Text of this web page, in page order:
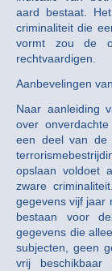
aard bestaat.
criminaliteit die
vormt zou de
rechtvaardigen.
Aanbevelingen
Naar aanleiding
over
een deel van de
opslaan voldoet
zware
gegevens vijf jaar
bestaan voor
gegevens die
subjecten, geen
vrij